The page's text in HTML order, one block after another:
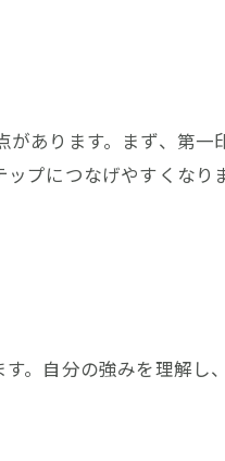
あります。まず、第
プにつなげやすくなりま
。自分の強みを理解し